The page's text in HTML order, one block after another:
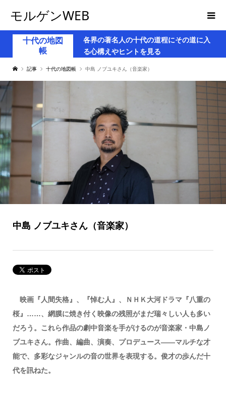
モルゲンWEB
十代の地図
帳
各界の著名人の十代の道程にその道に入
る心構えやヒントを見る
記事 十代の地図帳 中島 ノブユキさん（音楽家）
中島 ノブユキさん（音楽家）
映画『人間失格』、『悼む人』、ＮＨＫ大河ドラマ『八重の
桜』……、網膜に焼き付く映像の残照がまだ瑞々しい人も多い
だろう。これら作品の劇中音楽を手がけるのが音楽家・中島ノ
ブユキさん。作曲、編曲、演奏、プロデュース――マルチな才
能で、多彩なジャンルの音の世界を表現する。俊才の歩んだ十
代を訊ねた。